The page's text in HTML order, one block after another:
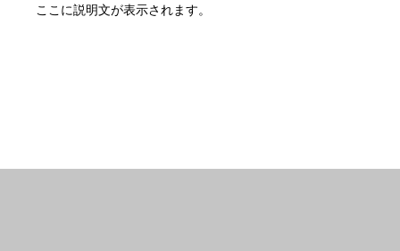
ここに説明文が表示されます。